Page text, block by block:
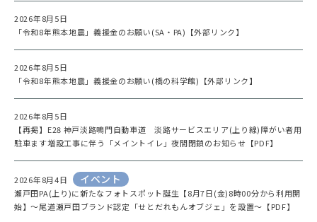
2026年8月5日
「令和8年熊本地震」義援金のお願い(SA・PA)【外部リンク】
2026年8月5日
「令和8年熊本地震」義援金のお願い(橋の科学館)【外部リンク】
2026年8月5日
【再掲】E28 神戸淡路鳴門自動車道 淡路サービスエリア(上り線)障がい者用
駐車ます増設工事に伴う「メイントイレ」夜間閉鎖のお知らせ【PDF】
2026年8月4日 イベント
瀬戸田PA(上り)に新たなフォトスポット誕生【8月7日(金)8時00分から利用開
始】～尾道瀬戸田ブランド認定「せとだれもんオブジェ」を設置～【PDF】